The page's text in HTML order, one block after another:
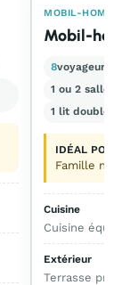
MOBIL-HOME
Mobil-
8voyageurs
1 ou 2 salles
1 lit double
IDÉAL POUR
Famille
Cuisine
Cuisine
Extérieur
Terrasse